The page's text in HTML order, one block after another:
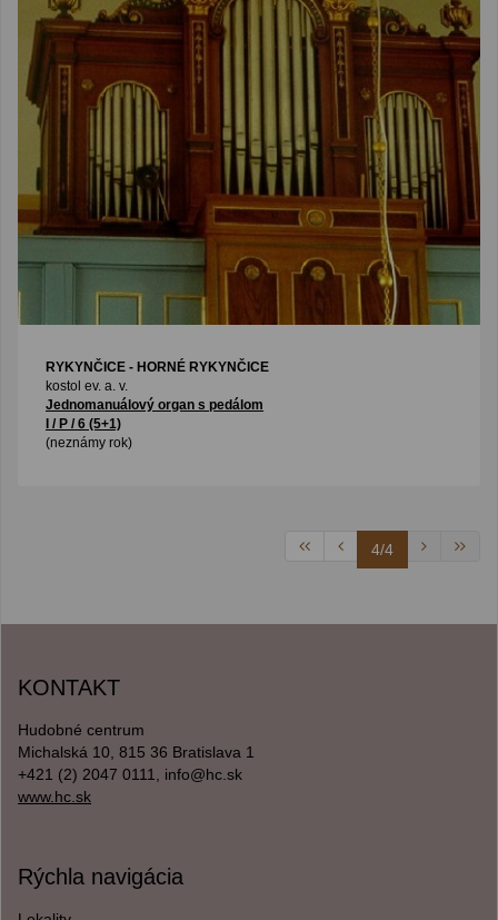
RYKYNČICE - HORNÉ RYKYNČICE
kostol ev. a. v.
Jednomanuálový organ s pedálom
I / P / 6 (5+1)
(neznámy rok)
4/4
KONTAKT
Hudobné centrum
Michalská 10, 815 36 Bratislava 1
+421 (2) 2047 0111, info@hc.sk
www.hc.sk
Rýchla navigácia